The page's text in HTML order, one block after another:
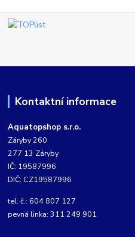
Kontaktní informace
Aquatopshop s.r.o.
Záryby 260
277 13 Záryby
IČ: 19587996
DIČ: CZ19587996
tel. č.: 604 807 127
pevná linka: 311 249 901